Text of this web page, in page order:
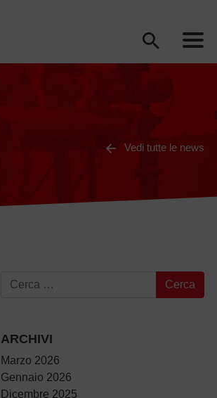
Vedi tutte le news
Ricerca per:
ARCHIVI
Marzo 2026
Gennaio 2026
Dicembre 2025